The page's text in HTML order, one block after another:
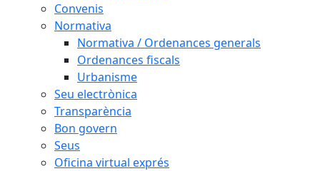
Convenis
Normativa
Normativa / Ordenances generals
Ordenances fiscals
Urbanisme
Seu electrònica
Transparència
Bon govern
Seus
Oficina virtual exprés